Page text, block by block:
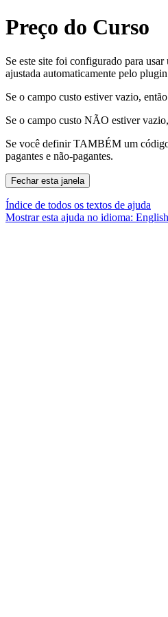
Preço do Curso
Se este site foi configurado para
ajustada automaticamente pelo
Se o campo custo estiver vazio,
Se o campo custo NÃO estiver
Se você definir TAMBÉM um código
pagantes e não-pagantes.
Índice de todos os textos de ajuda
Mostrar esta ajuda no idioma: English